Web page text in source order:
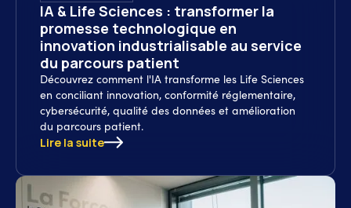
IA & Life Sciences : transformer la
promesse technologique en
innovation industrialisable au service
du parcours patient
Découvrez comment l'IA transforme les Life Sciences
en conciliant innovation, conformité réglementaire,
cybersécurité, qualité des données et amélioration
du parcours patient.
Lire la suite